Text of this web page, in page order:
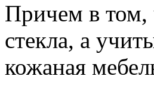
Причем в том,
стекла, а
кожаная